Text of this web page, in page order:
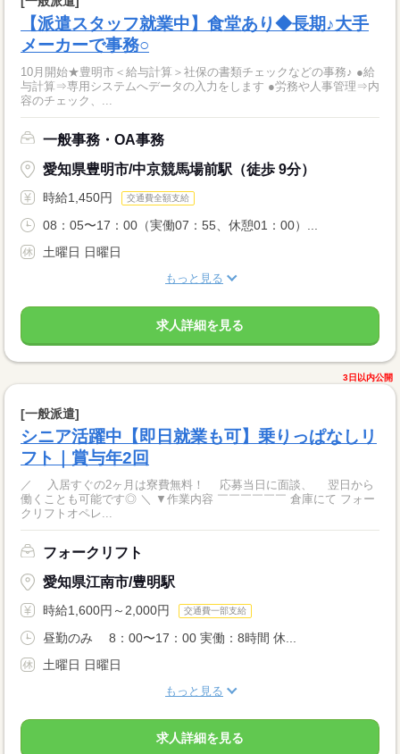
【派遣スタッフ就業中】食堂あり◆長期♪大手
メーカーで事務○
10月開始★豊明市＜給与計算＞社保の書類チェックなどの事務♪ ●給
与計算⇒専用システムへデータの入力をします ●労務や人事管理⇒内
容のチェック、...
一般事務・OA事務
愛知県豊明市/中京競馬場前駅（徒歩 9分）
時給1,450円 交通費全額支給
08：05〜17：00（実働07：55、休憩01：00）...
土曜日 日曜日
もっと見る
求人詳細を見る
3日以内公開
[一般派遣]
シニア活躍中【即日就業も可】乗りっぱなしリ
フト｜賞与年2回
／ 入居すぐの2ヶ月は寮費無料！ 応募当日に面談、 翌日から
働くことも可能です◎ ＼ ▼作業内容 ￣￣￣￣￣￣ 倉庫にて フォー
クリフトオペレ...
フォークリフト
愛知県江南市/豊明駅
時給1,600円～2,000円 交通費一部支給
昼勤のみ 8：00〜17：00 実働：8時間 休...
土曜日 日曜日
もっと見る
求人詳細を見る